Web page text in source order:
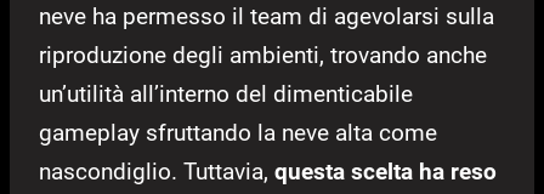
neve ha permesso il team di agevolarsi sulla
riproduzione degli ambienti, trovando anche
un’utilità all’interno del dimenticabile
gameplay sfruttando la neve alta come
nascondiglio. Tuttavia, questa scelta ha reso